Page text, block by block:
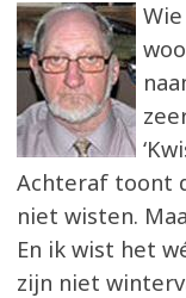
Achteraf toont
niet wisten.
En ik wist het
zijn niet